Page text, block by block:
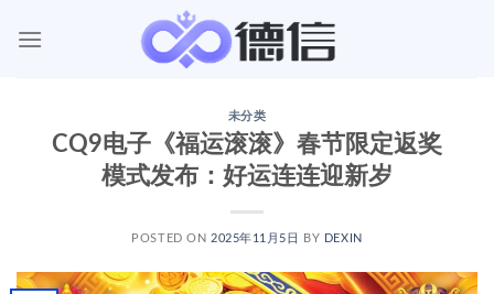
未分类
CQ9电子《福运滚滚》春节限定返奖
模式发布：好运连连迎新岁
POSTED ON 2025年11月5日 BY DEXIN